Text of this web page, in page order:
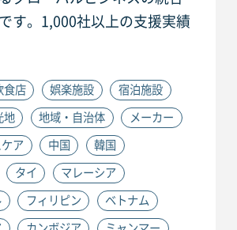
す。1,000社以上の支援実績
食店 娯楽施設 宿泊施設
地 地域・自治体 メーカー
ア 中国 韓国
タイ マレーシア
フィリピン ベトナム